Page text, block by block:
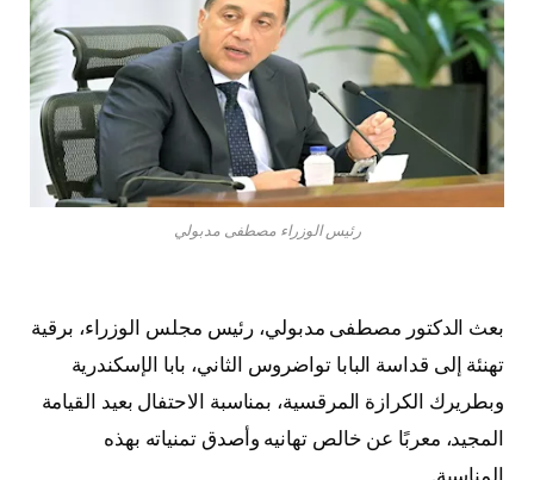
رئيس الوزراء مصطفى مدبولي
بعث الدكتور مصطفى مدبولي، رئيس مجلس الوزراء، برقية
تهنئة إلى قداسة البابا تواضروس الثاني، بابا الإسكندرية
وبطريرك الكرازة المرقسية، بمناسبة الاحتفال بعيد القيامة
المجيد، معربًا عن خالص تهانيه وأصدق تمنياته بهذه